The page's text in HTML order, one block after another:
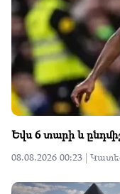
Եվս 6 տարի և
08.08.2026 00:23 |